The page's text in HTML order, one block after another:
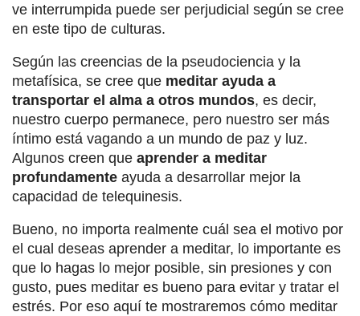
ve interrumpida puede ser perjudicial según se cree
en este tipo de culturas.
Según las creencias de la pseudociencia y la
metafísica, se cree que meditar ayuda a
transportar el alma a otros mundos, es decir,
nuestro cuerpo permanece, pero nuestro ser más
íntimo está vagando a un mundo de paz y luz.
Algunos creen que aprender a meditar
profundamente ayuda a desarrollar mejor la
capacidad de telequinesis.
Bueno, no importa realmente cuál sea el motivo por
el cual deseas aprender a meditar, lo importante es
que lo hagas lo mejor posible, sin presiones y con
gusto, pues meditar es bueno para evitar y tratar el
estrés. Por eso aquí te mostraremos cómo meditar